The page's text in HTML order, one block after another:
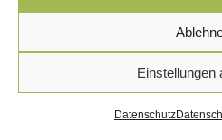
Einstellungen
Datenschutz